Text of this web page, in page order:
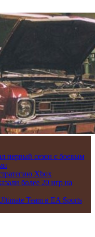
первый сезон с боевым
Xbox
более 20 игр на
Team в EA Sports